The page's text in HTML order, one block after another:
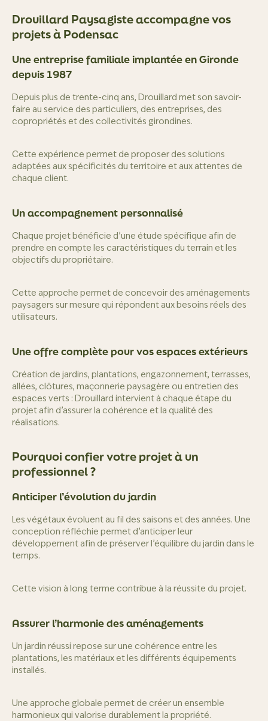
Drouillard Paysagiste accompagne vos
projets à Podensac
Une entreprise familiale implantée en Gironde
depuis 1987
Depuis plus de trente-cinq ans, Drouillard met son savoir-
faire au service des particuliers, des entreprises, des
copropriétés et des collectivités girondines.
Cette expérience permet de proposer des solutions
adaptées aux spécificités du territoire et aux attentes de
chaque client.
Un accompagnement personnalisé
Chaque projet bénéficie d’une étude spécifique afin de
prendre en compte les caractéristiques du terrain et les
objectifs du propriétaire.
Cette approche permet de concevoir des aménagements
paysagers sur mesure qui répondent aux besoins réels des
utilisateurs.
Une offre complète pour vos espaces extérieurs
Création de jardins, plantations, engazonnement, terrasses,
allées, clôtures, maçonnerie paysagère ou entretien des
espaces verts : Drouillard intervient à chaque étape du
projet afin d’assurer la cohérence et la qualité des
réalisations.
Pourquoi confier votre projet à un
professionnel ?
Anticiper l’évolution du jardin
Les végétaux évoluent au fil des saisons et des années. Une
conception réfléchie permet d’anticiper leur
développement afin de préserver l’équilibre du jardin dans le
temps.
Cette vision à long terme contribue à la réussite du projet.
Assurer l’harmonie des aménagements
Un jardin réussi repose sur une cohérence entre les
plantations, les matériaux et les différents équipements
installés.
Une approche globale permet de créer un ensemble
harmonieux qui valorise durablement la propriété.